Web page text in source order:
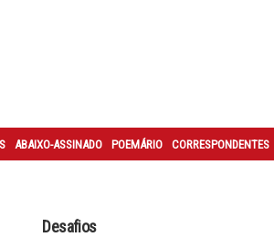
ABAIXO-ASSINADO POEMÁRIO CORRESPONDENTES
Desafios